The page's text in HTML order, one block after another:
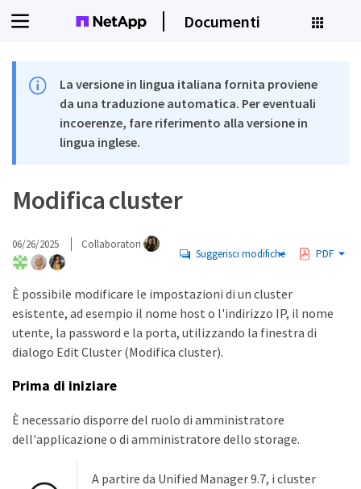
Documenti
La versione in lingua italiana fornita proviene
da una traduzione automatica. Per eventuali
incoerenze, fare riferimento alla versione in
lingua inglese.
Modifica cluster
06/26/2025 Collaboratori
Suggerisci modifiche PDF
È possibile modificare le impostazioni di un cluster
esistente, ad esempio il nome host o l'indirizzo IP, il nome
utente, la password e la porta, utilizzando la finestra di
dialogo Edit Cluster (Modifica cluster).
Prima di iniziare
È necessario disporre del ruolo di amministratore
dell'applicazione o di amministratore dello storage.
A partire da Unified Manager 9.7, i cluster